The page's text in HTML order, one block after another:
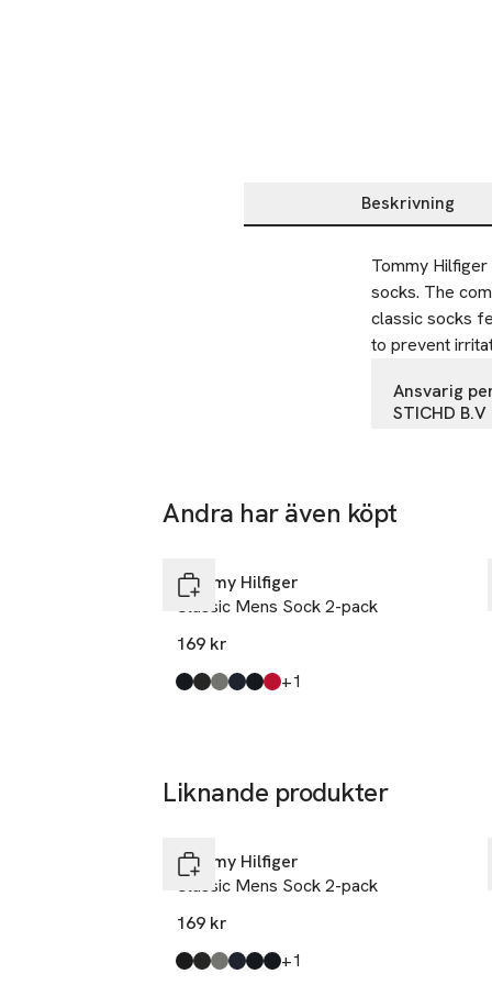
Beskrivning
Beskrivning
Tommy
socks. The
classic socks
to prevent
Ansvarig
STICHD B.V
Netherlands
SKU: 65885476
Andra har även köpt
Tommy Hilfiger
Classic Mens Sock 2-pack
169 kr
Produkten finns i färgerna:
Navy,
Melange,
Grey,
Blue,
Darknavy,
Multi, +1
Liknande produkter
Tommy Hilfiger
Classic Mens Sock 2-pack
169 kr
Produkten finns i färgerna:
Black,
Melange,
Grey,
Blue,
Darknavy,
Navy, +1